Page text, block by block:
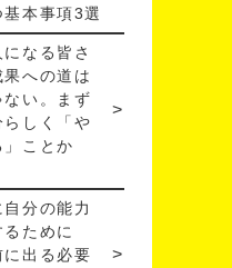
本事項3選
になる皆さ
果への道は
ない。まず
らしく「や
」ことか
分の能力
ために
に出る必要